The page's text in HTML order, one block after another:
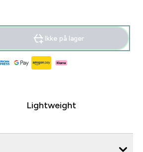
price
Ikke på lager
Lightweight